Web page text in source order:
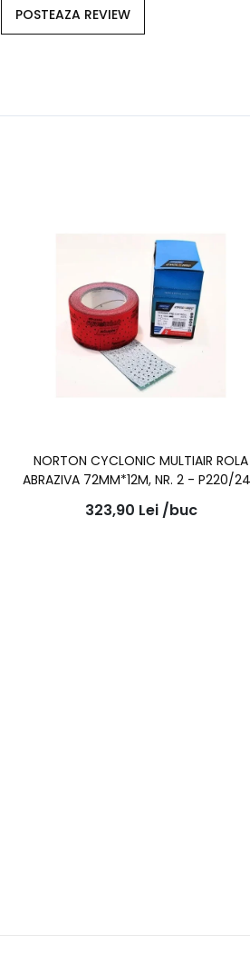
POSTEAZA REVIEW
NORTON CYCLONIC MULTIAIR ROLA
ABRAZIVA 72MM*12M, NR. 2 - P220/
CULOARE ROSIE
323,90 Lei /buc